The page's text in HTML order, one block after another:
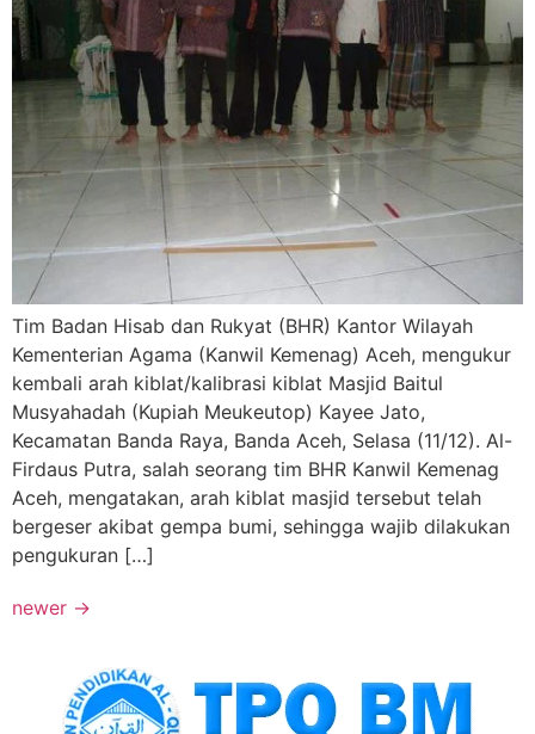
Tim Badan Hisab dan Rukyat (BHR) Kantor Wilayah
Kementerian Agama (Kanwil Kemenag) Aceh, mengukur
kembali arah kiblat/kalibrasi kiblat Masjid Baitul
Musyahadah (Kupiah Meukeutop) Kayee Jato,
Kecamatan Banda Raya, Banda Aceh, Selasa (11/12). Al-
Firdaus Putra, salah seorang tim BHR Kanwil Kemenag
Aceh, mengatakan, arah kiblat masjid tersebut telah
bergeser akibat gempa bumi, sehingga wajib dilakukan
pengukuran […]
newer →